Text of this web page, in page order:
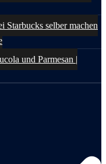
Starbucks selber machen
und Parmesan |